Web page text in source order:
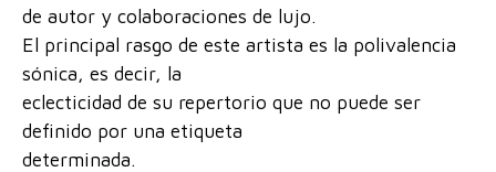
de autor y colaboraciones de lujo.
El principal rasgo de este artista es la polivalencia
sónica, es decir, la
eclecticidad de su repertorio que no puede ser
definido por una etiqueta
determinada.